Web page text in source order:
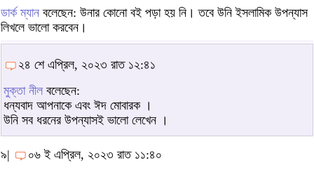
ডার্ক ম্যান বলেছেন: উনার কোনো বই পড়া হয় নি। তবে উনি ইসলামিক উপন্যাস
লিখলে ভালো করবেন।
২৪ শে এপ্রিল, ২০২৩ রাত ১২:৪১
মুক্তা নীল বলেছেন:
ধন্যবাদ আপনাকে এবং ঈদ মোবারক ।
উনি সব ধরনের উপন্যাসই ভালো লেখেন ।
৯|
০৬ ই এপ্রিল, ২০২৩ রাত ১১:৪০